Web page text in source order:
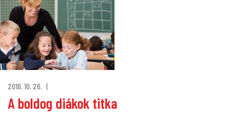
2016. 10. 26.
A boldog diákok titka